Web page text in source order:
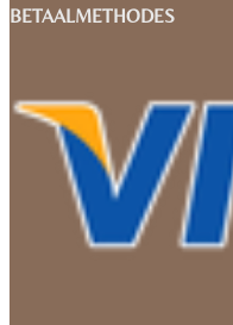
BETAALMETHODES